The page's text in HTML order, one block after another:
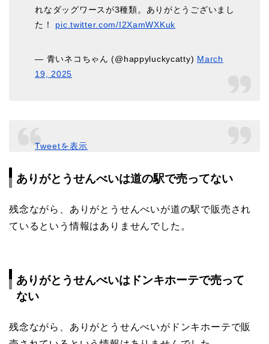
れなダッグワースが3種類。ありがとうございまし
た！ pic.twitter.com/I2XamWXKuk
— 青いネコちゃん (@happyluckycatty) March
19, 2025
Tweetを表示
ありがとうせんべいは道の駅で売ってない
残念ながら、ありがとうせんべいが道の駅で販売され
ているという情報はありませんでした。
ありがとうせんべいはドンキホーテで売って
ない
残念ながら、ありがとうせんべいがドンキホーテで販